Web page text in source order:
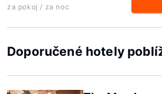
za pokoj / za noc
Doporučené hotely